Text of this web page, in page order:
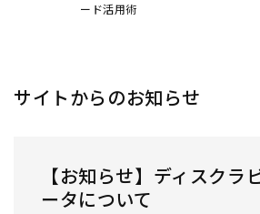
ード活用術
サイトからのお知らせ
【お知らせ】ディスクラ
ータについて